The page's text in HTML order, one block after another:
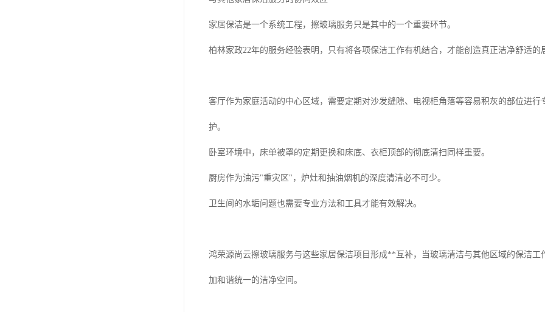
家居保洁是一个系统工程，擦玻璃服务只是其中的一个重要环节。
柏林家政22年的服务经验表明，只有将各项保洁工作有机结合，才能创造真正洁净舒适的
客厅作为家庭活动的中心区域，需要定期对沙发缝隙、电视柜角落等容易积灰的部位进
护。
卧室环境中，床单被罩的定期更换和床底、衣柜顶部的彻底清扫同样重要。
厨房作为油污"重灾区"，炉灶和抽油烟机的深度清洁必不可少。
卫生间的水垢问题也需要专业方法和工具才能有效解决。
鸿荣源尚云擦玻璃服务与这些家居保洁项目形成**互补，当玻璃清洁与其他区域的保洁
加和谐统一的洁净空间。